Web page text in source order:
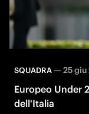
SQUADRA— 25 giu
Europeo Under
dell'Italia